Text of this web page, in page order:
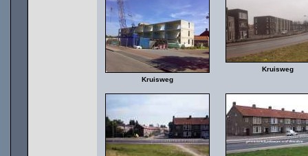
Kruisweg
Kruisweg